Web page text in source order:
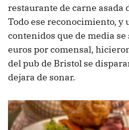
restaurante de carne asada
Todo ese reconocimiento, y
contenidos que de media
euros por comensal,
del pub de Bristol se
dejara de sonar.